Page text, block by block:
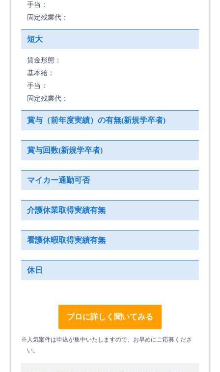
手当：
固定残業代：
短大
賃金形態：
基本給：
手当：
固定残業代：
賞与（前年度実績）の有無(新規学卒者)
賞与回数(新規学卒者)
マイカー通勤可否
介護休業取得実績有無
看護休暇取得実績有無
休日
プロに詳しく聞いてみる
※人気案件は申込が集中いたしますので、お早めにご応募くださ
い。